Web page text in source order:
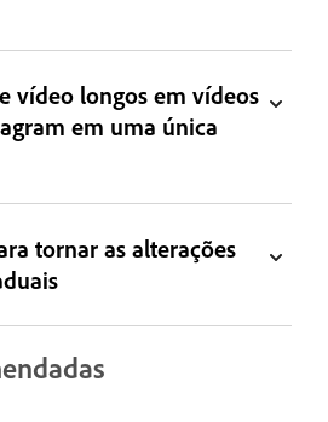
vídeo longos em vídeos
em uma única
tornar as alterações